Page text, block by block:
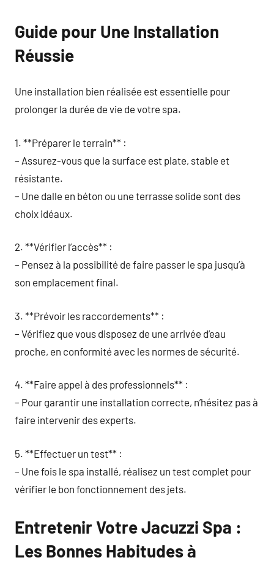
Guide pour Une Installation
Réussie
Une installation bien réalisée est essentielle pour
prolonger la durée de vie de votre spa.
1. **Préparer le terrain** :
– Assurez-vous que la surface est plate, stable et
résistante.
– Une dalle en béton ou une terrasse solide sont des
choix idéaux.
2. **Vérifier l’accès** :
– Pensez à la possibilité de faire passer le spa jusqu’à
son emplacement final.
3. **Prévoir les raccordements** :
– Vérifiez que vous disposez de une arrivée d’eau
proche, en conformité avec les normes de sécurité.
4. **Faire appel à des professionnels** :
– Pour garantir une installation correcte, n’hésitez pas à
faire intervenir des experts.
5. **Effectuer un test** :
– Une fois le spa installé, réalisez un test complet pour
vérifier le bon fonctionnement des jets.
Entretenir Votre Jacuzzi Spa :
Les Bonnes Habitudes à